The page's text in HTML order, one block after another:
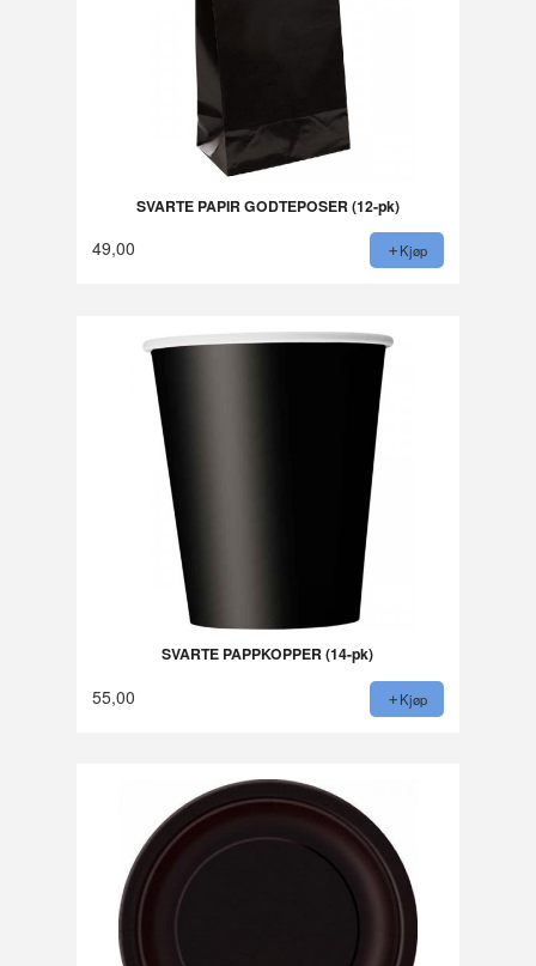
SVARTE PAPIR GODTEPOSER (12-pk)
49,00 Kjøp
SVARTE PAPPKOPPER (14-pk)
55,00 Kjøp